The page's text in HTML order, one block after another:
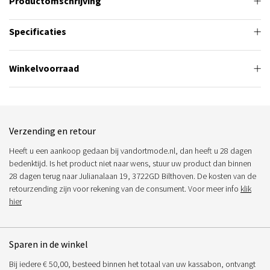
Specificaties
Winkelvoorraad
Verzending en retour
Heeft u een aankoop gedaan bij vandortmode.nl, dan heeft u 28 dagen
bedenktijd. Is het product niet naar wens, stuur uw product dan binnen
28 dagen terug naar Julianalaan 19, 3722GD Bilthoven. De kosten van de
retourzending zijn voor rekening van de consument. Voor meer info klik
hier
Sparen in de winkel
Bij iedere € 50,00, besteed binnen het totaal van uw kassabon, ontvangt